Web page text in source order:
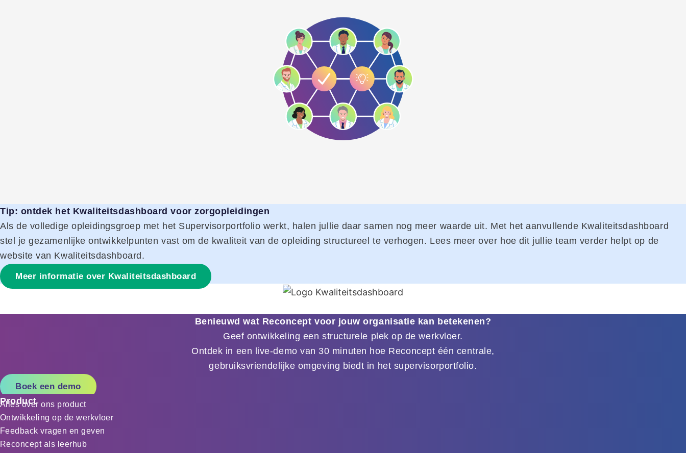
Tip: ontdek het Kwaliteitsdashboard voor zorgopleidingen
Als de volledige opleidingsgroep met het Supervisorportfolio werkt, halen jullie daar samen nog meer waarde uit. Met het aanvullende Kwaliteitsdashboard
stel je gezamenlijke ontwikkelpunten vast om de kwaliteit van de opleiding structureel te verhogen. Lees meer over hoe dit jullie team verder helpt op de
website van Kwaliteitsdashboard.
Meer informatie over Kwaliteitsdashboard
Benieuwd wat Reconcept voor jouw organisatie kan betekenen?
Geef ontwikkeling een structurele plek op de werkvloer.
Ontdek in een live-demo van 30 minuten hoe Reconcept één centrale,
gebruiksvriendelijke omgeving biedt in het supervisorportfolio.
Boek een demo
Product
Alles over ons product
Ontwikkeling op de werkvloer
Feedback vragen en geven
Reconcept als leerhub